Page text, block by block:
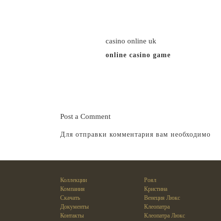
casino online uk
online casino game
Post a Comment
Для отправки комментария вам необходимо
Коллекции
Компания
Скачать
Документы
Контакты
Роял
Кристина
Венеция Люкс
Клеопатра
Клеопатра Люкс